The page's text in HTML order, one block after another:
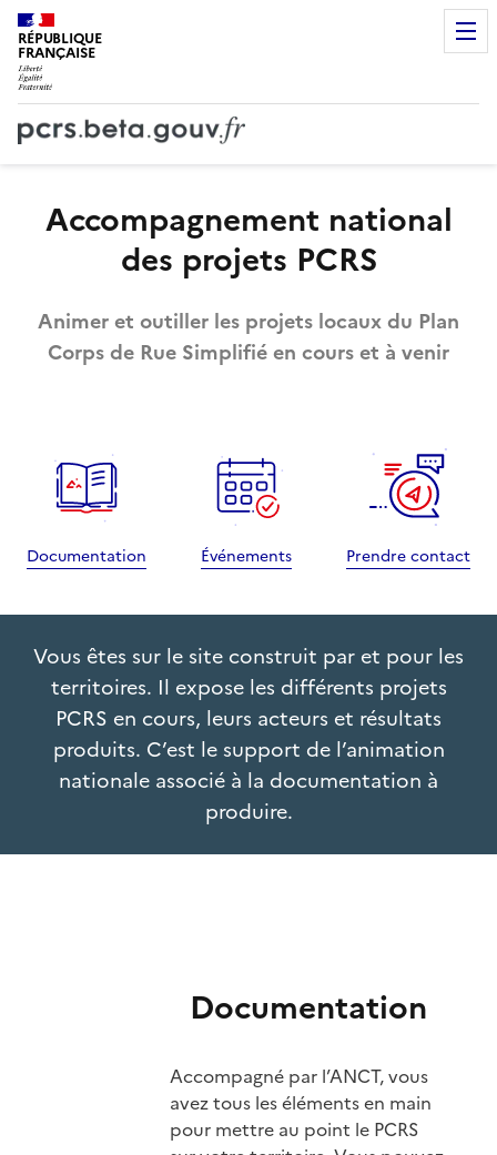
RÉPUBLIQUE
FRANÇAISE
Accompagnement national
des projets PCRS
Animer et outiller les projets locaux du Plan
Corps de Rue Simplifié en cours et à venir
Documentation Événements Prendre contact
Vous êtes sur le site construit par et pour les
territoires. Il expose les différents projets
PCRS en cours, leurs acteurs et résultats
produits. C’est le support de l’animation
nationale associé à la documentation à
produire.
Documentation
Accompagné par l’ANCT, vous
avez tous les éléments en main
pour mettre au point le PCRS